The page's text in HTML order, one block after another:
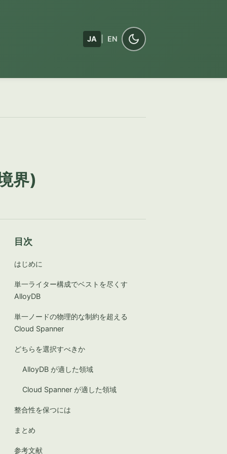
JA EN
界)
目次
はじめに
単一ライター構成でベストを尽くす
AlloyDB
単一ノードの物理的な制約を超える
Cloud Spanner
どちらを選択すべきか
AlloyDB が適した領域
Cloud Spanner が適した領域
整合性を保つには
まとめ
参考文献